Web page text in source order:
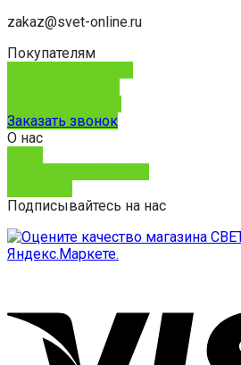
zakaz@svet-online.ru
Покупателям
Заказать звонок
О нас
Подписывайтесь на нас